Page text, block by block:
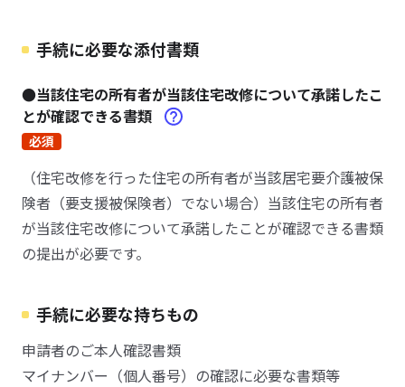
手続に必要な添付書類
●当該住宅の所有者が当該住宅改修について承諾したこ
とが確認できる書類
必須
（住宅改修を行った住宅の所有者が当該居宅要介護被保
険者（要支援被保険者）でない場合）当該住宅の所有者
が当該住宅改修について承諾したことが確認できる書類
の提出が必要です。
手続に必要な持ちもの
申請者のご本人確認書類
マイナンバー（個人番号）の確認に必要な書類等